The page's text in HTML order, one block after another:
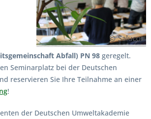
Abfall) PN 98 geregelt.
Seminarplatz bei der Deutschen
reservieren Sie Ihre Teilnahme an einer
!
der Deutschen Umweltakademie